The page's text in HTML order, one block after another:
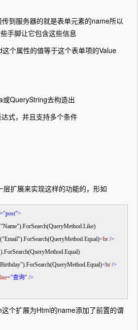
到服务器的就是表单元素的name所以
手脚让它包含这些信息
个属性的值等于这个表单项的Value
QueryString去构造出
式，并且支持多个条件
扩展来实现这样的功能的，形如
="post">
<br />
<br />
="查询" />
个扩展为Html的name添加了前置的谓